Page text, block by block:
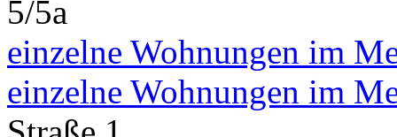
5/5a
einzelne Wohnungen im
einzelne Wohnungen im